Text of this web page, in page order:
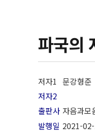
파국의
저자1 문강형준
저자2
출판사 자음과모
발행일 2021-